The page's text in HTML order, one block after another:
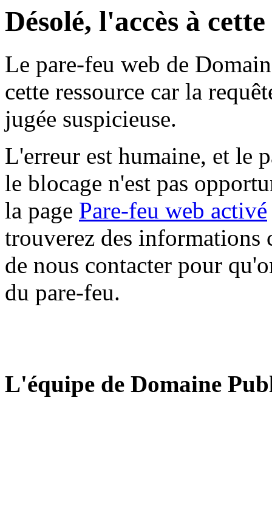
Désolé, l'accès à
Le pare-feu web de
cette ressource car la
jugée suspicieuse.
L'erreur est humaine, et le
le blocage n'est pas
la page Pare-feu web activé
trouverez des informations
de nous contacter pour
du pare-feu.
L'équipe de Domaine